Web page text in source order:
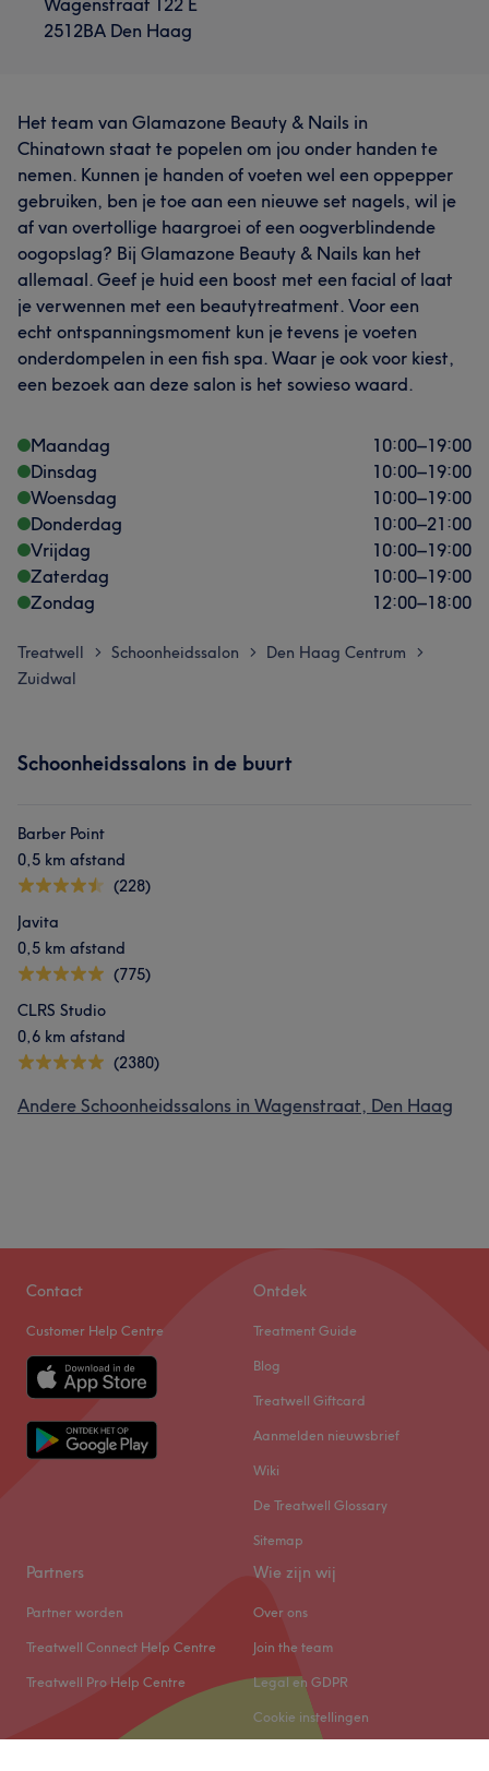
Wagenstraat 122 E
2512BA Den Haag
Het team van Glamazone Beauty & Nails in
Chinatown staat te popelen om jou onder handen te
nemen. Kunnen je handen of voeten wel een oppepper
gebruiken, ben je toe aan een nieuwe set nagels, wil je
af van overtollige haargroei of een oogverblindende
oogopslag? Bij Glamazone Beauty & Nails kan het
allemaal. Geef je huid een boost met een facial of laat
je verwennen met een beautytreatment. Voor een
echt ontspanningsmoment kun je tevens je voeten
onderdompelen in een fish spa. Waar je ook voor kiest,
een bezoek aan deze salon is het sowieso waard.
Maandag 10:00–19:00
Dinsdag
10:00–19:00
Woensdag
10:00–19:00
Donderdag
10:00–21:00
Vrijdag
10:00–19:00
Zaterdag
10:00–19:00
Zondag
12:00–18:00
Treatwell > Schoonheidssalon > Den Haag Centrum >
Zuidwal
Schoonheidssalons in de buurt
Barber Point
0,5 km afstand
(228)
Javita
0,5 km afstand
(775)
CLRS Studio
0,6 km afstand
(2380)
Andere Schoonheidssalons in Wagenstraat, Den Haag
Contact
Customer Help Centre
Ontdek
Treatment Guide
Blog
Treatwell Giftcard
Aanmelden nieuwsbrief
Wiki
De Treatwell Glossary
Sitemap
Partners
Partner worden
Treatwell Connect Help Centre
Treatwell Pro Help Centre
Wie zijn wij
Over ons
Join the team
Legal en GDPR
Cookie instellingen